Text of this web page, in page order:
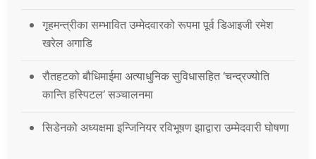
गृहमन्त्रीका सम्भावित उम्मेदवारको रूपमा पूर्व डिआइजी रमेश
खरेल अगाडि
रौतहटको बौधिमाईमा अत्याधुनिक सुविधासहित ‘चन्द्रज्योति
कान्ति हस्पिटल’ सञ्चालनमा
सिडेनको अध्यक्षमा इन्जिनियर रविभूषण झाद्वारा उम्मेदवारी घोषणा